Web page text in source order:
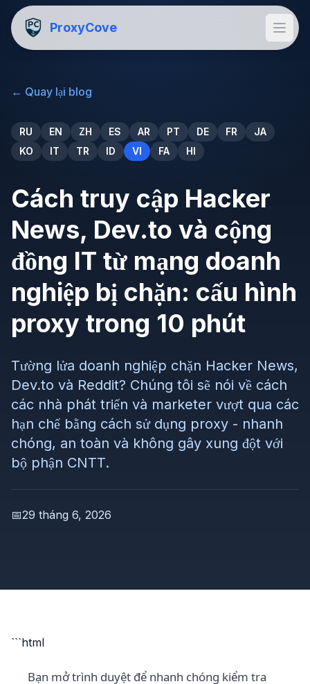
ProxyCove
← Quay lại blog
RU EN ZH ES AR PT DE FR
JA
KO
IT TR ID VI FA HI
Cách truy cập Hacker
News, Dev.to và cộng
đồng IT từ mạng doanh
nghiệp bị chặn: cấu hình
proxy trong 10 phút
Tường lửa doanh nghiệp chặn Hacker News,
Dev.to và Reddit? Chúng tôi sẽ nói về cách
các nhà phát triển và marketer vượt qua các
hạn chế bằng cách sử dụng proxy - nhanh
chóng, an toàn và không gây xung đột với
bộ phận CNTT.
📅29 tháng 6, 2026
```html
Bạn mở trình duyệt để nhanh chóng kiểm tra